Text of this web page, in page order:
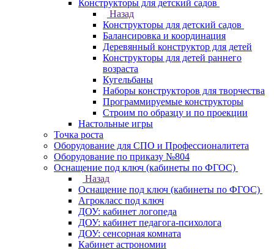
Конструкторы для детский садов
Назад
Конструкторы для детский садов
Балансировка и координация
Деревянный конструктор для детей
Конструкторы для детей раннего
возраста
Кугельбаны
Наборы конструкторов для творчества
Программируемые конструкторы
Строим по образцу и по проекции
Настольные игры
Точка роста
Оборудование для СПО и Профессионалитета
Оборудование по приказу №804
Оснащение под ключ (кабинеты по ФГОС)
Назад
Оснащение под ключ (кабинеты по ФГОС)
Агрокласс под ключ
ДОУ: кабинет логопеда
ДОУ: кабинет педагога-психолога
ДОУ: сенсорная комната
Кабинет астрономии